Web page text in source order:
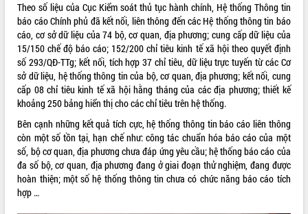
VIDEO
Loading the player...
Khám bệnh, cấp phát thuốc miễn phí
và tặng quà người dân xã Cư Pui
Hội nghị UBND tỉnh Đắk Lắk thường kỳ
tháng 7/2026
Theo số liệu của Cục Kiểm soát thủ tục hành chính, Hệ thống Thông tin
báo cáo Chính phủ đã kết nối, liên thông đến các Hệ thống thông tin báo
cáo, cơ sở dữ liệu của 74 bộ, cơ quan, địa phương; cung cấp dữ liệu của
15/150 chế độ báo cáo; 152/200 chỉ tiêu kinh tế xã hội theo quyết định
số 293/QĐ-TTg; kết nối, tích hợp 37 chỉ tiêu, dữ liệu trực tuyến từ các Cơ
sở dữ liệu, hệ thống thông tin của bộ, cơ quan, địa phương; kết nối, cung
cấp 08 chỉ tiêu kinh tế xã hội hằng tháng của các địa phương; thiết kế
khoảng 250 bảng hiển thị cho các chỉ tiêu trên hệ thống.
Bên cạnh những kết quả tích cực, hệ thống thông tin báo cáo liên thông
còn một số tồn tại, hạn chế như: công tác chuẩn hóa báo cáo của một
số, bộ cơ quan, địa phương chưa đáp ứng yêu cầu; hệ thống báo cáo của
đa số bộ, cơ quan, địa phương đang ở giai đoạn thử nghiệm, đang được
hoàn thiện; một số hệ thống thông tin chưa có chức năng báo cáo tích
hợp …